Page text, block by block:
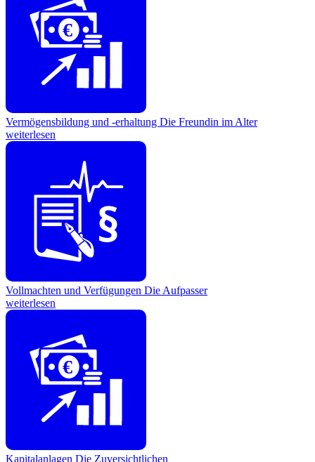
€
Vermögensbildung und -erhaltung Die Freundin im Alter
weiterlesen
Vollmachten und Verfügungen Die Aufpasser
weiterlesen
€
Kapitalanlagen Die Zuversichtlichen